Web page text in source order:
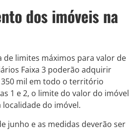
dos imóveis na
de limites máximos para valor de
Faixa 3 poderão adquirir
mil em todo o território
1 e 2, o limite do valor do imóvel
localidade do imóvel.
junho e as medidas deverão ser